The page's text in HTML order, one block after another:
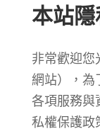
本站
非常歡迎
網站），為
各項服務與
私權保護政